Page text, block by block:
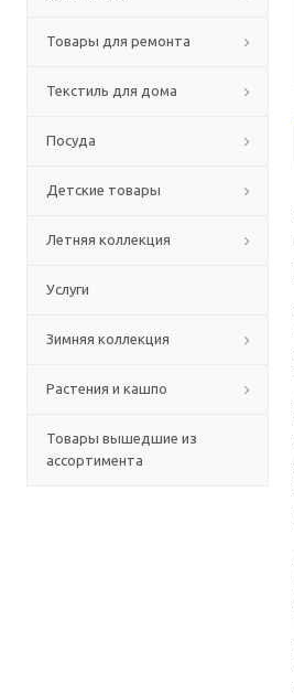
Товары для ремонта
Текстиль для дома
Посуда
Детские товары
Летняя коллекция
Услуги
Зимняя коллекция
Растения и кашпо
Товары вышедшие из
ассортимента